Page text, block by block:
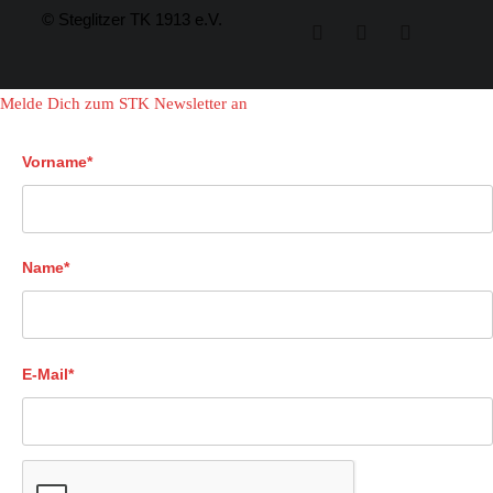
© Steglitzer TK 1913 e.V.
Melde Dich zum STK Newsletter an
Vorname*
Name*
E-Mail*